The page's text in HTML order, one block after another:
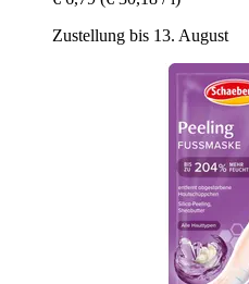
Zustellung bis 13. August